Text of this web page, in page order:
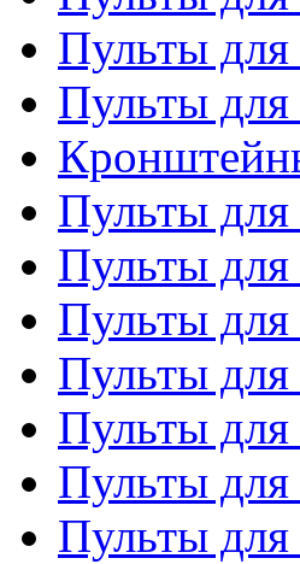
Пульты
Пульты
Пульты для
Пульты
Пульты
Пульты для
Пульты
Пульты
Пульты для